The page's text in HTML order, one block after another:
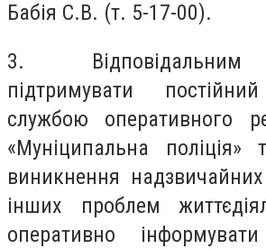
Бабія С.В. (т. 5-17-00).
3.
підтримувати
службою оперативного
«Муніципальна
виникнення
інших проблем
оперативно